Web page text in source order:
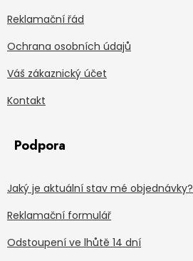
Reklamační řád
Ochrana osobních údajů
Váš zákaznický účet
Kontakt
Podpora
Jaký je aktuální stav mé objednávky?
Reklamační formulář
Odstoupení ve lhůtě 14 dní